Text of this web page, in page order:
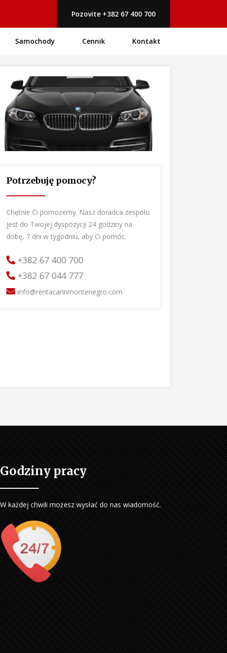
Pozovite +382 67 400 700
Samochody Cennik Kontakt
Potrzebuję pomocy?
Chętnie Ci pomożemy. Nasz doradca zespołu
jest do Twojej dyspozycji 24 godziny na
dobę, 7 dni w tygodniu, aby Ci pomóc.
+382 67 400 700
+382 67 044 777
info@rentacarinmontenegro.com
Godziny pracy
W każdej chwili możesz wysłać do nas wiadomość.